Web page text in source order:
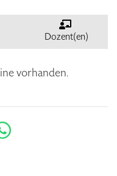
Dozent(en)
vorhanden.